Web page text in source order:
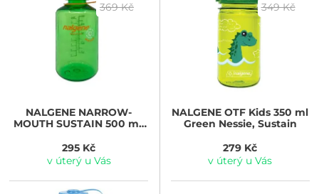
369 Kč
NALGENE NARROW-
MOUTH SUSTAIN 500 ml,
295 Kč
v úterý u Vás
349 Kč
NALGENE OTF Kids 350 ml
Green Nessie, Sustain
279 Kč
v úterý u Vás